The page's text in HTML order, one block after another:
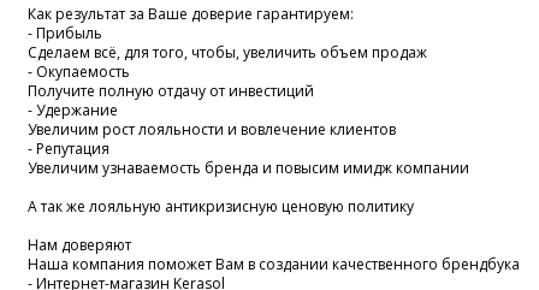
Как результат за Ваше доверие гарантируем:
- Прибыль
Сделаем всё, для того, чтобы, увеличить объем продаж
- Окупаемость
Получите полную отдачу от инвестиций
- Удержание
Увеличим рост лояльности и вовлечение клиентов
- Репутация
Увеличим узнаваемость бренда и повысим имидж компании
А так же лояльную антикризисную ценовую политику
Нам доверяют
Наша компания поможет Вам в создании качественного брендбука
- Интернет-магазин Kerasol